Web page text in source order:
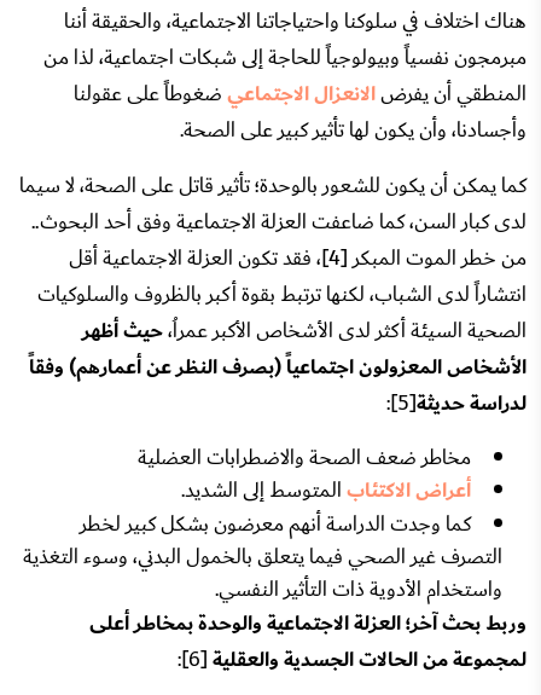
هناك اختلاف في سلوكنا واحتياجاتنا الاجتماعية، والحقيقة أننا
مبرمجون نفسياً وبيولوجياً للحاجة إلى شبكات اجتماعية، لذا من
المنطقي أن يفرضالانعزال الاجتماعيضغوطاً على عقولنا
وأجسادنا، وأن يكون لها تأثير كبير على الصحة.
كما يمكن أن يكون للشعور بالوحدة؛ تأثير قاتل على الصحة، لا سيما
لدى كبار السن، كما ضاعفت العزلة الاجتماعية وفق أحد البحوث..
من خطر الموت المبكر [4]، فقد تكون العزلة الاجتماعية أقل
انتشاراً لدى الشباب، لكنها ترتبط بقوة أكبر بالظروف والسلوكيات
الصحية السيئة أكثر لدى الأشخاص الأكبر عمراُ،حيث أظهر
الأشخاص المعزولون اجتماعياً (بصرف النظر عن أعمارهم) وفقاً
لدراسة حديثة[5]:
مخاطر ضعف الصحة والاضطرابات العضلية
أعراض الاكتئابالمتوسط ​​إلى الشديد.
كما وجدت الدراسة أنهم معرضون بشكل كبير لخطر
التصرف غير الصحي فيما يتعلق بالخمول البدني، وسوء التغذية
واستخدام الأدوية ذات التأثير النفسي.
وربط بحث آخر؛ العزلة الاجتماعية والوحدة بمخاطر أعلى
لمجموعة من الحالات الجسدية والعقلية[6]: